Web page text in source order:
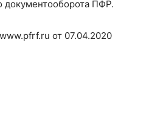
документооборота ПФР.
от 07.04.2020